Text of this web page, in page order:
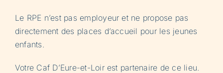
Le RPE n’est pas employeur et ne propose pas
directement des places d’accueil pour les jeunes
enfants.
Votre Caf D’Eure-et-Loir est partenaire de ce lieu.